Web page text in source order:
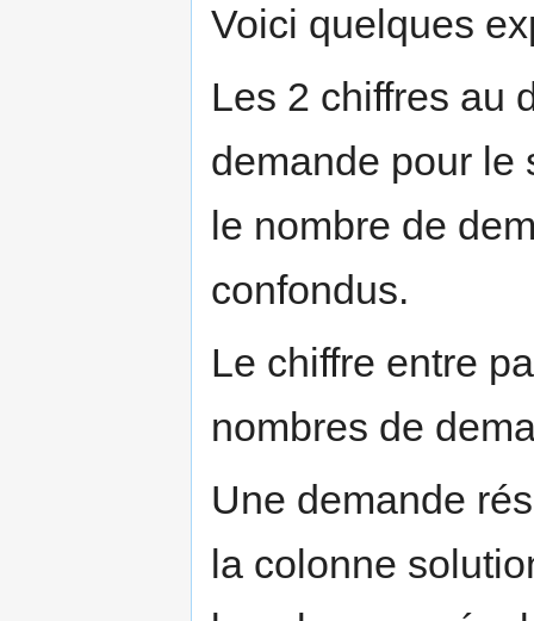
Voici quelques
Les 2 chiffres au
demande pour le
le nombre de
confondus.
Le chiffre entre
nombres de
Une demande
la colonne